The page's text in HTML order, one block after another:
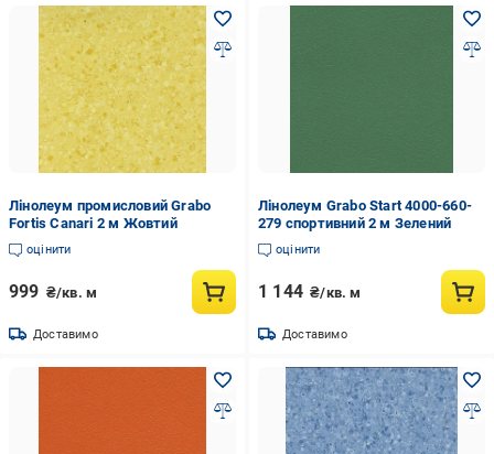
Лінолеум промисловий Grabo
Fortis Canari 2 м Жовтий
оцінити
999 ₴/кв. м
Доставимо
Лінолеум Grabo Start 4000-660-
279 спортивний 2 м Зелений
оцінити
1 144 ₴/кв. м
Доставимо